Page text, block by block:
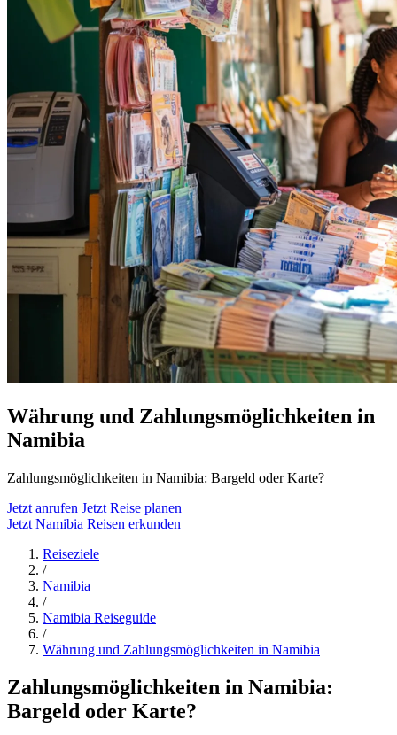
Währung und Zahlungsmöglichkeiten in
Namibia
Zahlungsmöglichkeiten in Namibia: Bargeld oder Karte?
Jetzt anrufen Jetzt Reise planen
Jetzt Namibia Reisen erkunden
Reiseziele
/
Namibia
/
Namibia Reiseguide
/
Währung und Zahlungsmöglichkeiten in Namibia
Zahlungsmöglichkeiten in Namibia:
Bargeld oder Karte?